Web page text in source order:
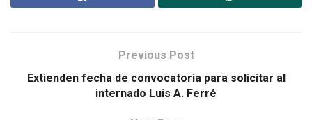
Previous Post
Extienden fecha de convocatoria para solicitar al
internado Luis A. Ferré